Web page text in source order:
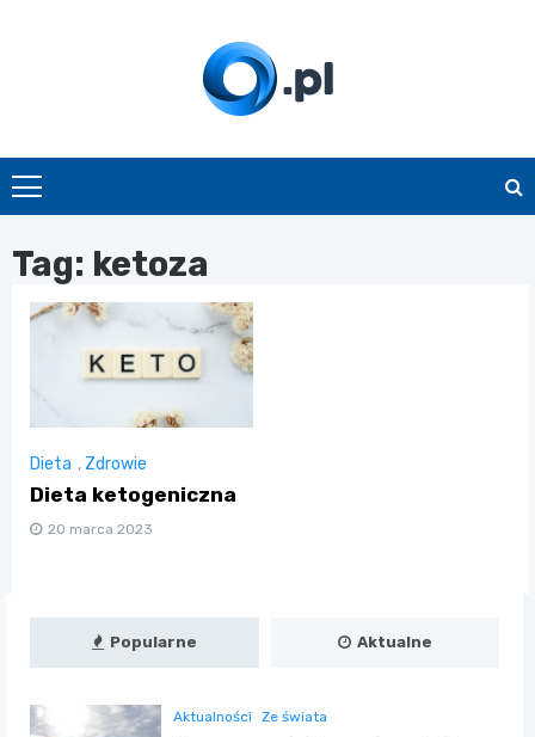
O.pl
Tag: ketoza
Dieta , Zdrowie
Dieta ketogeniczna
20 marca 2023
Popularne Aktualne
Aktualności Ze świata